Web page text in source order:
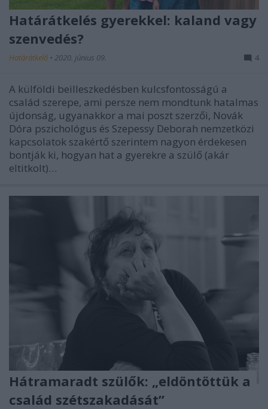
Határátkelés gyerekkel: kaland vagy
szenvedés?
Határátkelő • 2020. június 09. 4
A külföldi beilleszkedésben kulcsfontosságú a
család szerepe, ami persze nem mondtunk hatalmas
újdonság, ugyanakkor a mai poszt szerzői, Novák
Dóra pszichológus és Szepessy Deborah nemzetközi
kapcsolatok szakértő szerintem nagyon érdekesen
bontják ki, hogyan hat a gyerekre a szülő (akár
eltitkolt)…
Hátramaradt szülők: „eldöntöttük a
család szétszakadását”